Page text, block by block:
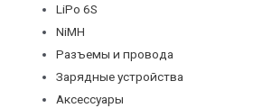
LiPo 6S
NiMH
Разъемы и провода
Зарядные устройства
Аксессуары